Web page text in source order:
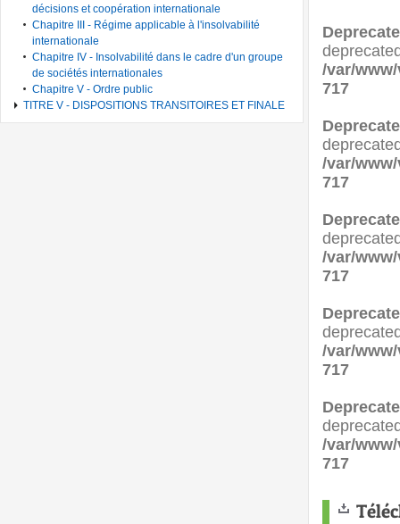
décisions et coopération internationale
Chapitre III - Régime applicable à l'insolvabilité
internationale
Chapitre IV - Insolvabilité dans le cadre d'un groupe
de sociétés internationales
Chapitre V - Ordre public
TITRE V - DISPOSITIONS TRANSITOIRES ET FINALE
/var/
717
/var/
717
/var/
717
/var/
717
/var/
717